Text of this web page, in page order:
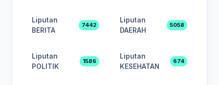
Liputan
BERITA
7442
Liputan
DAERAH
5058
Liputan
POLITIK
1586
Liputan
KESEHATAN
674